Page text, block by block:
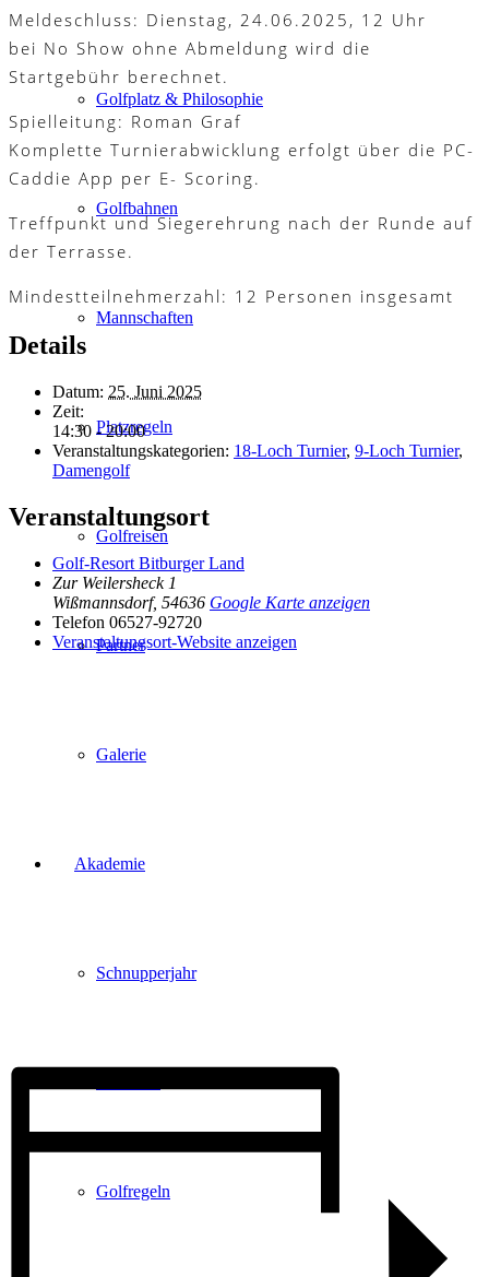
Golfplatz & Philosophie
Golfbahnen
Mannschaften
Platzregeln
Golfreisen
Partner
Galerie
Akademie
Schnupperjahr
Golfregeln
Meldeschluss: Dienstag, 24.06.2025, 12 Uhr
bei No Show ohne Abmeldung wird die
Startgebühr berechnet.
Spielleitung: Roman Graf
Komplette Turnierabwicklung erfolgt über die PC-
Caddie App per E- Scoring.
Treffpunkt und Siegerehrung nach der Runde auf
der Terrasse.
Mindestteilnehmerzahl: 12 Personen insgesamt
Details
Datum: 25. Juni 2025
Zeit:
14:30 - 20:00
Veranstaltungskategorien: 18-Loch Turnier, 9-Loch Turnier,
Damengolf
Veranstaltungsort
Golf-Resort Bitburger Land
Zur Weilersheck 1
Wißmannsdorf, 54636 Google Karte anzeigen
Telefon 06527-92720
Veranstaltungsort-Website anzeigen